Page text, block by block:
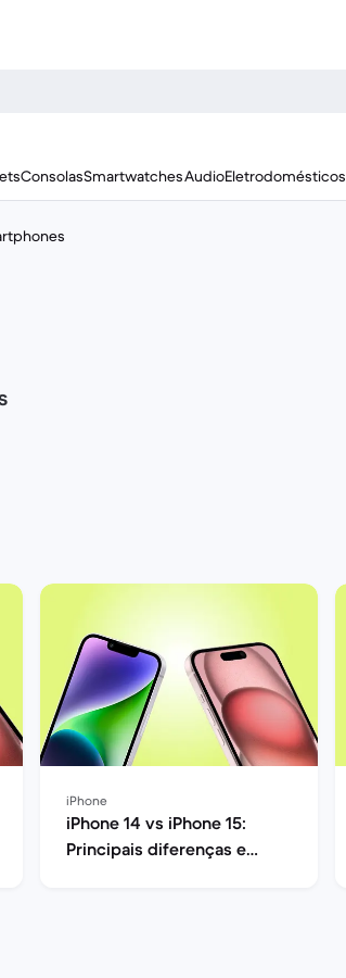
ConsolasSmartwatchesAudioEletrodomésticos
iPhone
iPhone 14 vs iPhone 15:
Principais diferenças e